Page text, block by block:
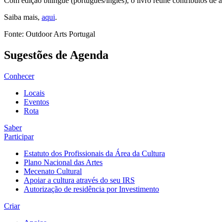
Saiba mais, aqui.
Fonte: Outdoor Arts Portugal
Sugestões de Agenda
Conhecer
Locais
Eventos
Rota
Saber
Participar
Estatuto dos Profissionais da Área da Cultura
Plano Nacional das Artes
Mecenato Cultural
Apoiar a cultura através do seu IRS
Autorização de residência por Investimento
Criar